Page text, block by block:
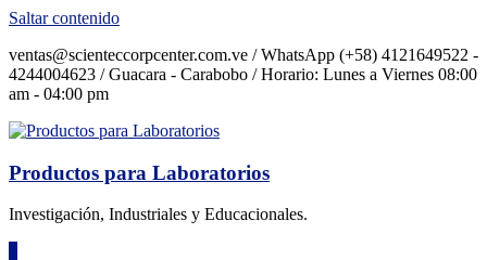
Saltar contenido
ventas@scienteccorpcenter.com.ve / WhatsApp (+58) 4121649522 -
4244004623 / Guacara - Carabobo / Horario: Lunes a Viernes 08:00
am - 04:00 pm
Productos para Laboratorios
Investigación, Industriales y Educacionales.